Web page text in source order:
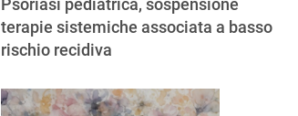
Psoriasi pediatrica, sospensione
terapie sistemiche associata a basso
rischio recidiva